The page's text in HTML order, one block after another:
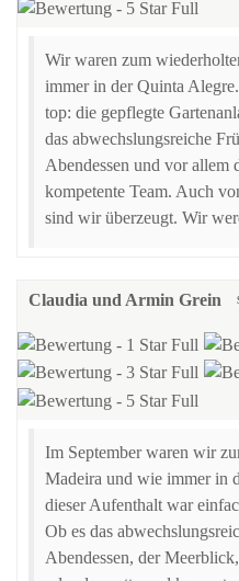
Wir waren zum
immer in der Quinta
top: die gepflegte
das abwechslungsreiche
Abendessen und vor allem
kompetente Team. Auch
sind wir überzeugt. Wir
Claudia und Armin Grein
Im September waren wir
Madeira und wie immer in
dieser Aufenthalt war
Ob es das
Abendessen, der